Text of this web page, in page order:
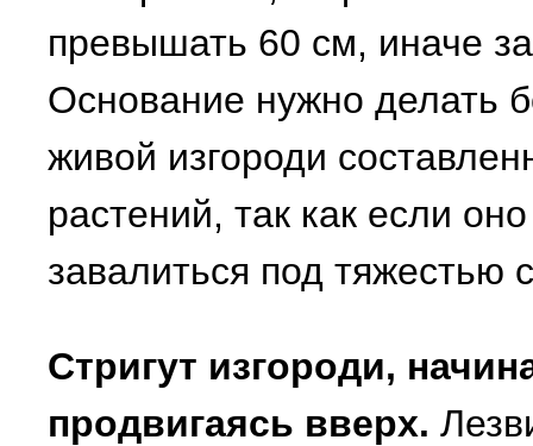
превышать 60 см, иначе
Основание нужно делать
живой изгороди
растений, так как если
завалиться под тяжестью
Стригут изгороди,
продвигаясь вверх.